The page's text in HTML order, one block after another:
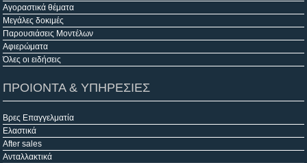
Αγοραστικά θέματα
Μεγάλες δοκιμές
Παρουσιάσεις Μοντέλων
Αφιερώματα
Όλες οι ειδήσεις
ΠΡΟΙΟΝΤΑ & ΥΠΗΡΕΣΙΕΣ
Βρες Επαγγελματία
Ελαστικά
After sales
Ανταλλακτικά